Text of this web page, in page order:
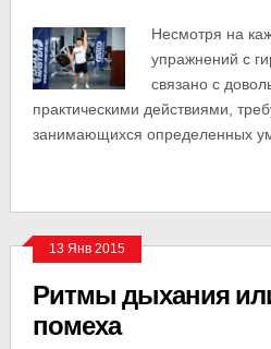
Несмотря на
упражнений с
связано с
практическими действиями,
занимающихся определенных
13 Янв 2015
Ритмы дыхания
помеха